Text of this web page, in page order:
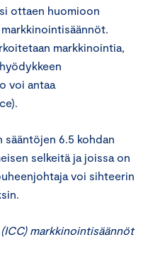
ottaen huomioon
markkinointia,
voi antaa
6.5 kohdan
selkeitä ja joissa on
voi sihteerin
markkinointisäännöt